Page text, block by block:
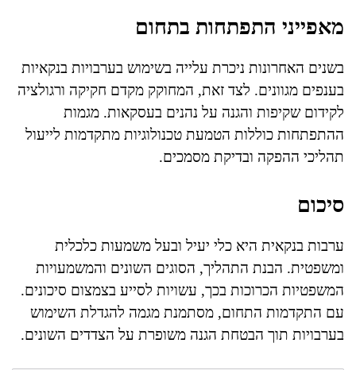
מאפייני התפתחות בתחום
בשנים האחרונות ניכרת עלייה בשימוש בערבויות בנקאיות
בענפים מגוונים. לצד זאת, המחוקק מקדם חקיקה ורגולציה
לקידום שקיפות והגנה על נהנים בעסקאות. מגמות
ההתפתחות כוללות הטמעת טכנולוגיות מתקדמות לייעול
תהליכי ההפקה ובדיקת מסמכים.
סיכום
ערבות בנקאית היא כלי יעיל ובעל משמעות כלכלית
ומשפטית. הבנת התהליך, הסוגים השונים והמשמעויות
המשפטיות הכרוכות בכך, עשויות לסייע בצמצום סיכונים.
עם התקדמות התחום, מסתמנת מגמה להגדלת השימוש
בערבויות תוך הבטחת הגנה משופרת על הצדדים השונים.